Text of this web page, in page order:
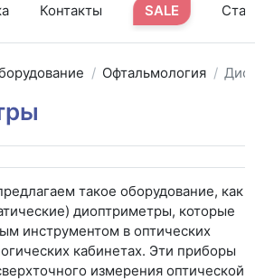
Контакты SALE
Офтальмология
такое оборудование, как
диоптриметры, которые
инструментом в оптических
кабинетах. Эти приборы
измерения оптической